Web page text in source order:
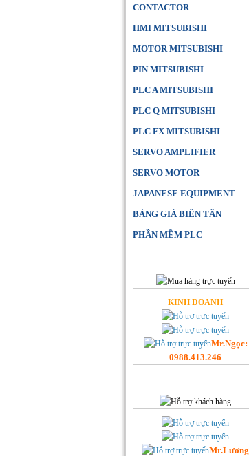
CONTACTOR
HMI MITSUBISHI
MOTOR MITSUBISHI
PIN MITSUBISHI
PLC A MITSUBISHI
PLC Q MITSUBISHI
PLC FX MITSUBISHI
SERVO AMPLIFIER
SERVO MOTOR
JAPANESE EQUIPMENT
BẢNG GIÁ BIẾN TẦN
PHẦN MỀM PLC
KINH DOANH
Mr.Ngọc:
0988.413.246
Mr.Lương